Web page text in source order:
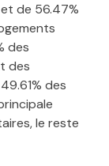
de 56.47%
des
des
des
le reste